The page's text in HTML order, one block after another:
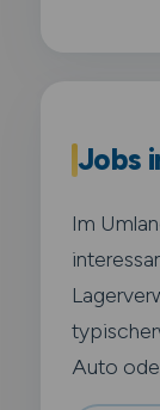
Jobs
Im
Auto